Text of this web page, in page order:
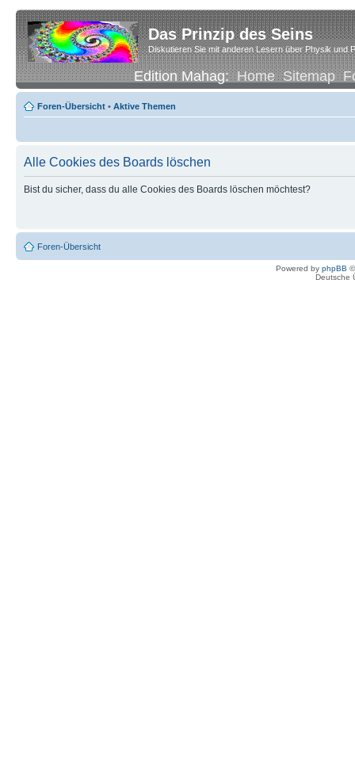
Das Prinzip des Seins
Diskutieren Sie mit anderen Lesern über Physik und
Edition Mahag:Home Sitemap
Foren-Übersicht • Aktive Themen
Alle Cookies des Boards löschen
Bist du sicher, dass du alle Cookies des Boards löschen möchtest?
Foren-Übersicht
Powered by phpBB
Deutsche